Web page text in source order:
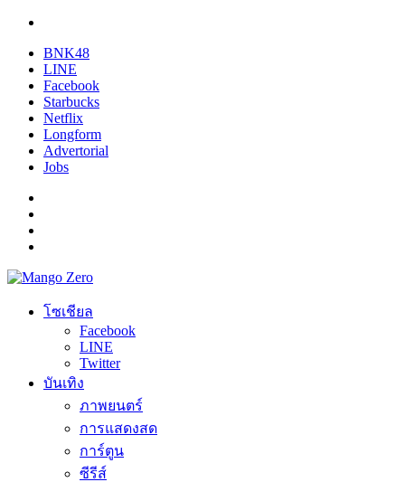
BNK48
LINE
Facebook
Starbucks
Netflix
Longform
Advertorial
Jobs
โซเชียล
Facebook
LINE
Twitter
บันเทิง
ภาพยนตร์
การแสดงสด
การ์ตูน
ซีรีส์